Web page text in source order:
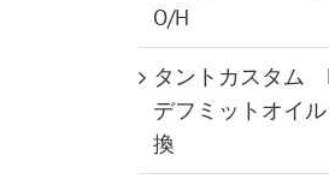
O/H
タントカスタム
デフミットオイ
換